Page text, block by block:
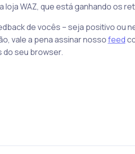
loja WAZ, que está ganhando os
de vocês – seja positivo ou
vale a pena assinar nossofeed
do seu browser.